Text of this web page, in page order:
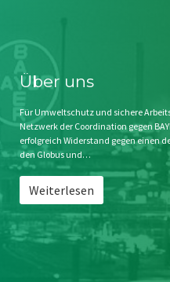
Kontakt
Impressum
Störfälle
Stichwort BAYER
Jahrestagung
SPENDEN
Über uns
Für Umweltschutz und sichere
Netzwerk der Coordination gegen
erfolgreich Widerstand gegen einen
den Globus und…
Weiterlesen